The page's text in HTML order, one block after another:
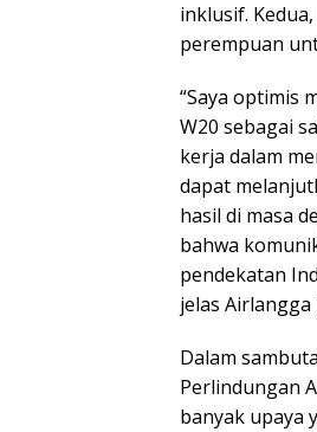
inklusif.
perempuan
“Saya optimis
W20 sebagai
kerja dalam
dapat
hasil di masa
bahwa
pendekatan
jelas Airlangga
Dalam
Perlindungan
banyak upaya